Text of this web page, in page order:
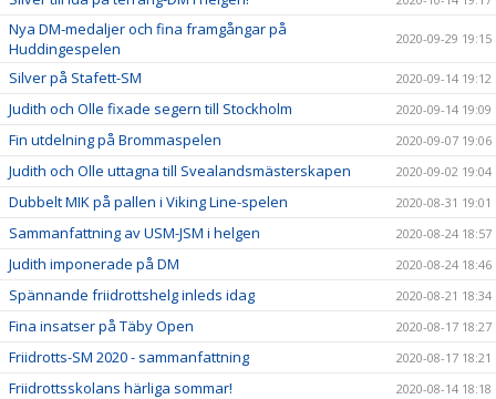
Nya DM-medaljer och fina framgångar på
Huddingespelen
2020-09-29 19:15
Silver på Stafett-SM 2020-09-14 19:12
Judith och Olle fixade segern till Stockholm 2020-09-14 19:09
Fin utdelning på Brommaspelen 2020-09-07 19:06
Judith och Olle uttagna till Svealandsmästerskapen 2020-09-02 19:04
Dubbelt MIK på pallen i Viking Line-spelen 2020-08-31 19:01
Sammanfattning av USM-JSM i helgen 2020-08-24 18:57
Judith imponerade på DM 2020-08-24 18:46
Spännande friidrottshelg inleds idag 2020-08-21 18:34
Fina insatser på Täby Open 2020-08-17 18:27
Friidrotts-SM 2020 - sammanfattning 2020-08-17 18:21
Friidrottsskolans härliga sommar! 2020-08-14 18:18